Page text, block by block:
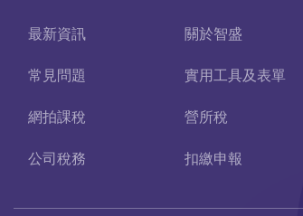
最新資訊 關於智盛
常見問題 實用工具及表單
網拍課稅 營所稅
公司稅務 扣繳申報